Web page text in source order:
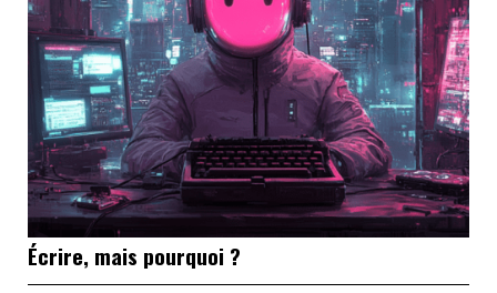
Du pire au meilleur, on a demandé à Cassius de
classer ses albums